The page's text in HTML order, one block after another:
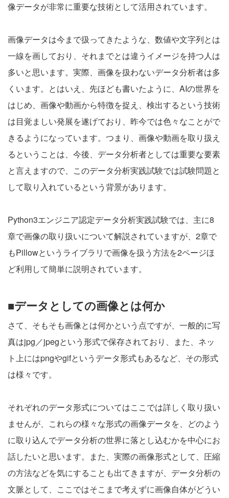
像データが非常に重要な技術として活用されています。
画像データは今まで扱ってきたような、数値や文字列とは
一線を画しており、それまでとは違うイメージを持つ人は
多いと思います。実際、画像を扱わないデータ分析者は多
くいます。とはいえ、先ほども書いたように、AIの世界を
はじめ、画像や動画から特徴を捉え、検出するという技術
は目覚ましい発展を遂げており、昨今では色々なことがで
きるようになっています。つまり、画像や動画を取り扱え
るということは、今後、データ分析者としては重要な要素
と言えますので、このデータ分析実践試験では試験問題と
して取り入れているという背景があります。
Python3エンジニア認定データ分析実践試験では、主に8
章で画像の取り扱いについて解説されていますが、2章で
もPillowというライブラリで画像を扱う方法を2ページほ
ど利用して簡単に説明されています。
■データとしての画像とは何か
さて、そもそも画像とは何かという点ですが、一般的に写
真はjpg／jpegという形式で保存されており、また、ネッ
ト上にはpngやgifというデータ形式もあるなど、その形式
は様々です。
それぞれのデータ形式についてはここでは詳しく取り扱い
ませんが、これらの様々な形式の画像データを、どのよう
に取り込んでデータ分析の世界に落とし込むかを中心にお
話したいと思います。また、実際の画像形式として、圧縮
の方法などを気にすることも出てきますが、データ分析の
文脈として、ここではそこまで考えずに画像自体がどうい